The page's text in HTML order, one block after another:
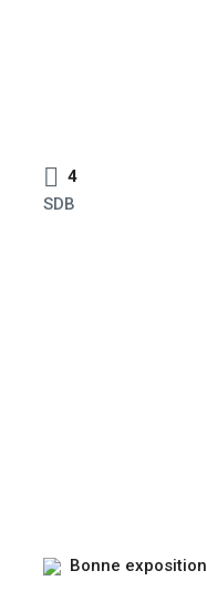
4
SDB
Bonne exposition